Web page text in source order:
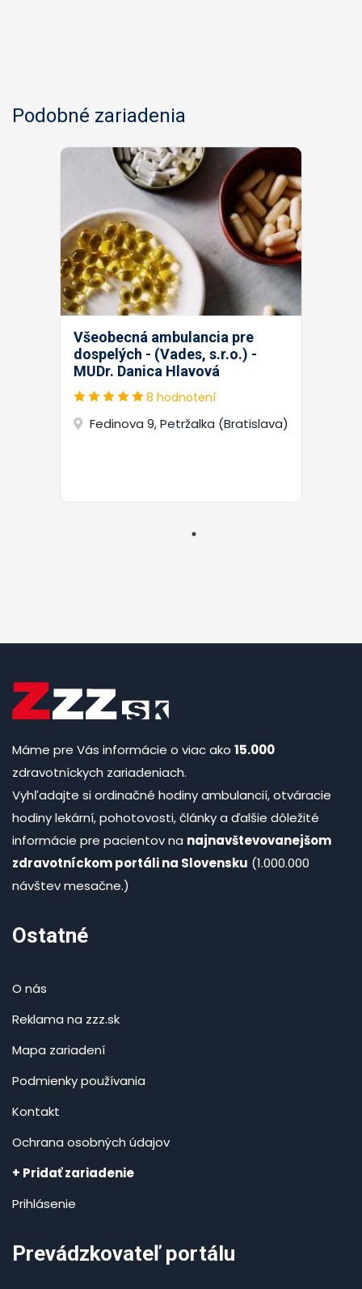
Podobné zariadenia
Všeobecná ambulancia pre
dospelých - (Vades, s.r.o.) -
MUDr. Danica Hlavová
8 hodnotení
Fedinova 9, Petržalka (Bratislava)
Máme pre Vás informácie o viac ako 15.000
zdravotníckych zariadeniach.
Vyhľadajte si ordinačné hodiny ambulancií, otváracie
hodiny lekární, pohotovosti, články a ďalšie dôležité
informácie pre pacientov na najnavštevovanejšom
zdravotníckom portáli na Slovensku (1.000.000
návštev mesačne.)
Ostatné
O nás
Reklama na zzz.sk
Mapa zariadení
Podmienky používania
Kontakt
Ochrana osobných údajov
+ Pridať zariadenie
Prihlásenie
Prevádzkovateľ portálu